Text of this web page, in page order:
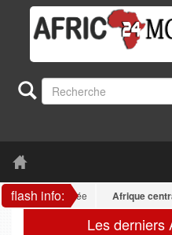
flash info:
fragmentée Afrique centrale:
Les derniers